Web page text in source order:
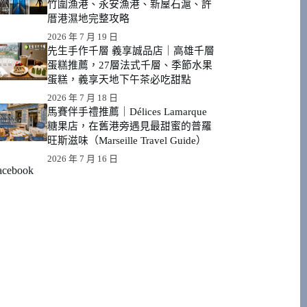
竹圍漁港、永安漁港、新屋石滬、許
厝港濕地完整攻略
2026 年 7 月 19 日
先生手作千層 義享誠品店｜高雄千層
蛋糕推薦，27層法式千層、季節水果
蛋糕，義享天地下午茶必吃甜點
2026 年 7 月 18 日
馬賽伴手禮推薦｜Délices Lamarque
糖果店，在舊港旁遇見最甜蜜的普羅
旺斯滋味（Marseille Travel Guide）
2026 年 7 月 16 日